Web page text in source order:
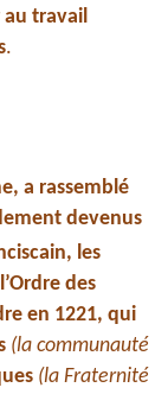
au travail
.
a rassemblé
devenus
les
des
en 1221, qui
(la communauté
(la Fraternité